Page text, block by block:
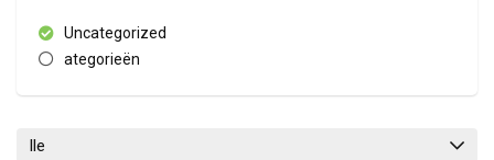
Uncategorized
ategorieën
lle